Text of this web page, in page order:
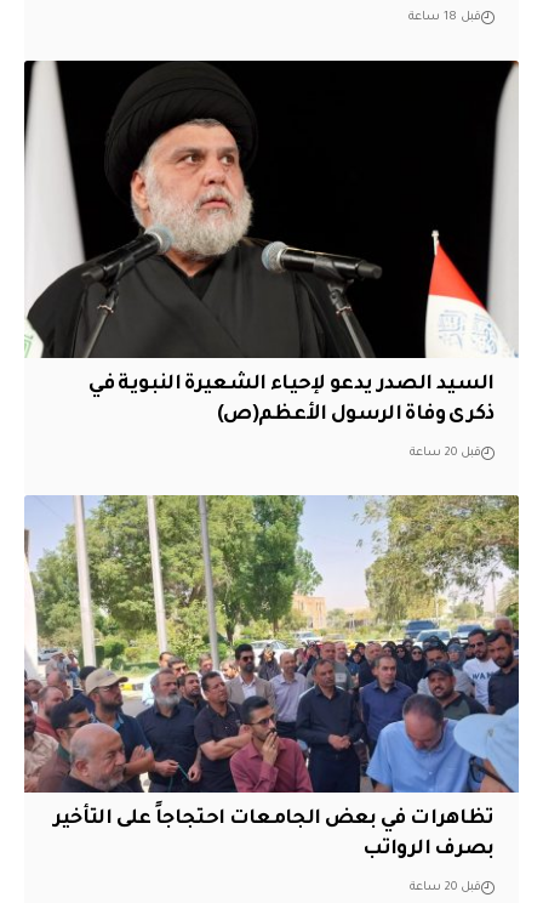
قبل 18 ساعة
السيد الصدر يدعو لإحياء الشعيرة النبوية في
ذكرى وفاة الرسول الأعظم(ص)
قبل 20 ساعة
تظاهرات في بعض الجامعات احتجاجاً على التأخير
بصرف الرواتب
قبل 20 ساعة